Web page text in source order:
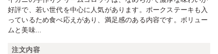
好評で、若い世代を中心に人気があります。ポークステーキも入
っているため食べ応えがあり、満足感のある内容です。ボリュー
ムと美味...
注文内容